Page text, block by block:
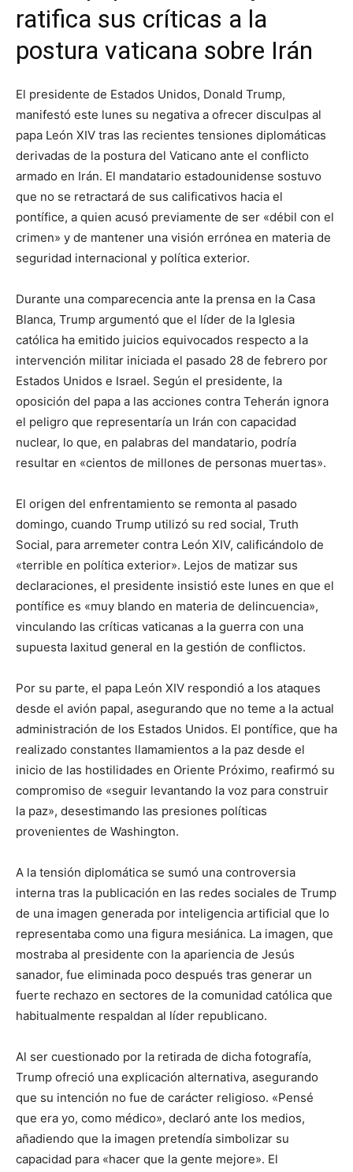
ratifica sus críticas a la
postura vaticana sobre Irán
El presidente de Estados Unidos, Donald Trump,
manifestó este lunes su negativa a ofrecer disculpas al
papa León XIV tras las recientes tensiones diplomáticas
derivadas de la postura del Vaticano ante el conflicto
armado en Irán. El mandatario estadounidense sostuvo
que no se retractará de sus calificativos hacia el
pontífice, a quien acusó previamente de ser «débil con el
crimen» y de mantener una visión errónea en materia de
seguridad internacional y política exterior.
Durante una comparecencia ante la prensa en la Casa
Blanca, Trump argumentó que el líder de la Iglesia
católica ha emitido juicios equivocados respecto a la
intervención militar iniciada el pasado 28 de febrero por
Estados Unidos e Israel. Según el presidente, la
oposición del papa a las acciones contra Teherán ignora
el peligro que representaría un Irán con capacidad
nuclear, lo que, en palabras del mandatario, podría
resultar en «cientos de millones de personas muertas».
El origen del enfrentamiento se remonta al pasado
domingo, cuando Trump utilizó su red social, Truth
Social, para arremeter contra León XIV, calificándolo de
«terrible en política exterior». Lejos de matizar sus
declaraciones, el presidente insistió este lunes en que el
pontífice es «muy blando en materia de delincuencia»,
vinculando las críticas vaticanas a la guerra con una
supuesta laxitud general en la gestión de conflictos.
Por su parte, el papa León XIV respondió a los ataques
desde el avión papal, asegurando que no teme a la actual
administración de los Estados Unidos. El pontífice, que ha
realizado constantes llamamientos a la paz desde el
inicio de las hostilidades en Oriente Próximo, reafirmó su
compromiso de «seguir levantando la voz para construir
la paz», desestimando las presiones políticas
provenientes de Washington.
A la tensión diplomática se sumó una controversia
interna tras la publicación en las redes sociales de Trump
de una imagen generada por inteligencia artificial que lo
representaba como una figura mesiánica. La imagen, que
mostraba al presidente con la apariencia de Jesús
sanador, fue eliminada poco después tras generar un
fuerte rechazo en sectores de la comunidad católica que
habitualmente respaldan al líder republicano.
Al ser cuestionado por la retirada de dicha fotografía,
Trump ofreció una explicación alternativa, asegurando
que su intención no fue de carácter religioso. «Pensé
que era yo, como médico», declaró ante los medios,
añadiendo que la imagen pretendía simbolizar su
capacidad para «hacer que la gente mejore». El